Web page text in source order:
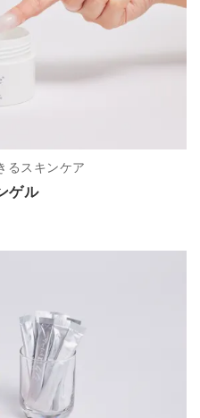
ゲル
るスキンケア